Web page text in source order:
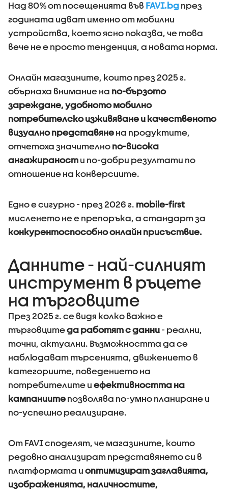
Над 80% от посещенията във FAVI.bg през
годината идват именно от мобилни
устройства, което ясно показва, че това
вече не е просто тенденция, а новата норма.
Онлайн магазините, които през 2025 г.
обърнаха внимание на по-бързото
зареждане, удобното мобилно
потребителско изживяване и качественото
визуално представяне на продуктите,
отчетоха значително по-висока
ангажираност и по-добри резултати по
отношение на конверсиите.
Едно е сигурно - през 2026 г. mobile-first
мисленето не е препоръка, а стандарт за
конкурентоспособно онлайн присъствие.
Данните - най-силният
инструмент в ръцете
на търговците
През 2025 г. се видя колко важно е
търговцитеда работят с данни - реални,
точни, актуални. Възможността да се
наблюдават търсенията, движението в
категориите, поведението на
потребителите и ефективността на
кампаниите позволява по-умно планиране и
по-успешно реализиране.
От FAVI споделят, че магазините, които
редовно анализират представянето си в
платформата и оптимизират заглавията,
изображенията, наличностите,